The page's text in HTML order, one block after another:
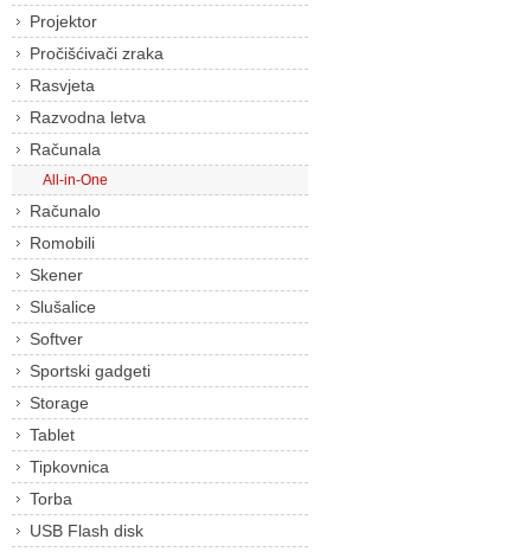
Projektor
Pročišćivači zraka
Rasvjeta
Razvodna letva
Računala
All-in-One
Računalo
Romobili
Skener
Slušalice
Softver
Sportski gadgeti
Storage
Tablet
Tipkovnica
Torba
USB Flash disk